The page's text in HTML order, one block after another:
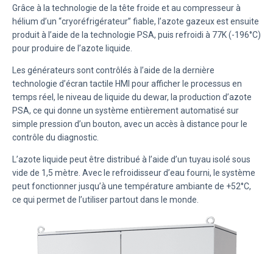
Grâce à la technologie de la tête froide et au compresseur à
hélium d’un “cryoréfrigérateur” fiable, l’azote gazeux est ensuite
produit à l’aide de la technologie PSA, puis refroidi à 77K (-196°C)
pour produire de l’azote liquide.
Les générateurs sont contrôlés à l’aide de la dernière
technologie d’écran tactile HMI pour afficher le processus en
temps réel, le niveau de liquide du dewar, la production d’azote
PSA, ce qui donne un système entièrement automatisé sur
simple pression d’un bouton, avec un accès à distance pour le
contrôle du diagnostic.
L’azote liquide peut être distribué à l’aide d’un tuyau isolé sous
vide de 1,5 mètre. Avec le refroidisseur d’eau fourni, le système
peut fonctionner jusqu’à une température ambiante de +52°C,
ce qui permet de l’utiliser partout dans le monde.